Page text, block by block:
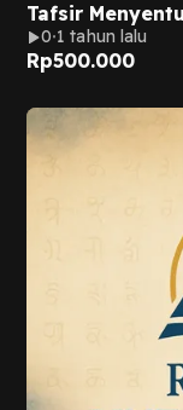
Tafsir
0 1 tahun lalu
Rp500.000